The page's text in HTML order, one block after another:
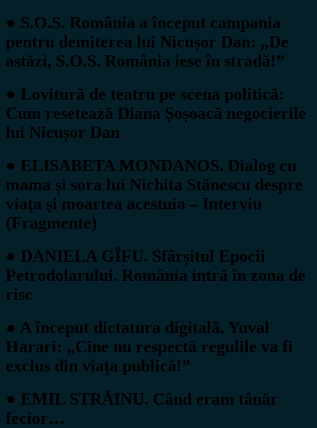
● S.O.S. România a început campania
pentru demiterea lui Nicușor Dan: „De
astăzi, S.O.S. România iese în stradă!”
● Lovitură de teatru pe scena politică:
Cum resetează Diana Șoșoacă negocierile
lui Nicușor Dan
● ELISABETA MONDANOS. Dialog cu
mama și sora lui Nichita Stănescu despre
viaţa şi moartea acestuia – Interviu
(Fragmente)
● DANIELA GÎFU. Sfârșitul Epocii
Petrodolarului. România intră în zona de
risc
● A început dictatura digitală. Yuval
Harari: „Cine nu respectă regulile va fi
exclus din viața publică!”
● EMIL STRĂINU. Când eram tânăr
fecior…